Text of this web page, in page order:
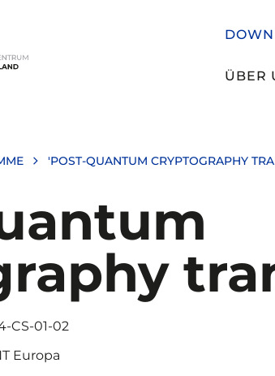
ÜBER
'POST-QUANTUM CRYPTOGRAPHY
CS-01-02
Europa